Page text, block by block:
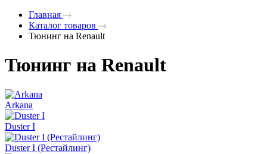
Главная
Каталог товаров
Тюнинг на Renault
Тюнинг на Renault
Arkana
Duster I
Duster I (Рестайлинг)